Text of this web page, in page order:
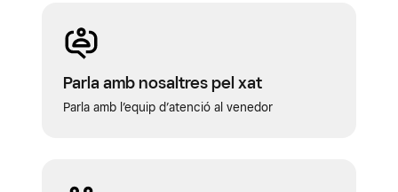
Parla amb nosaltres pel xat
Parla amb l’equip d’atenció al venedor